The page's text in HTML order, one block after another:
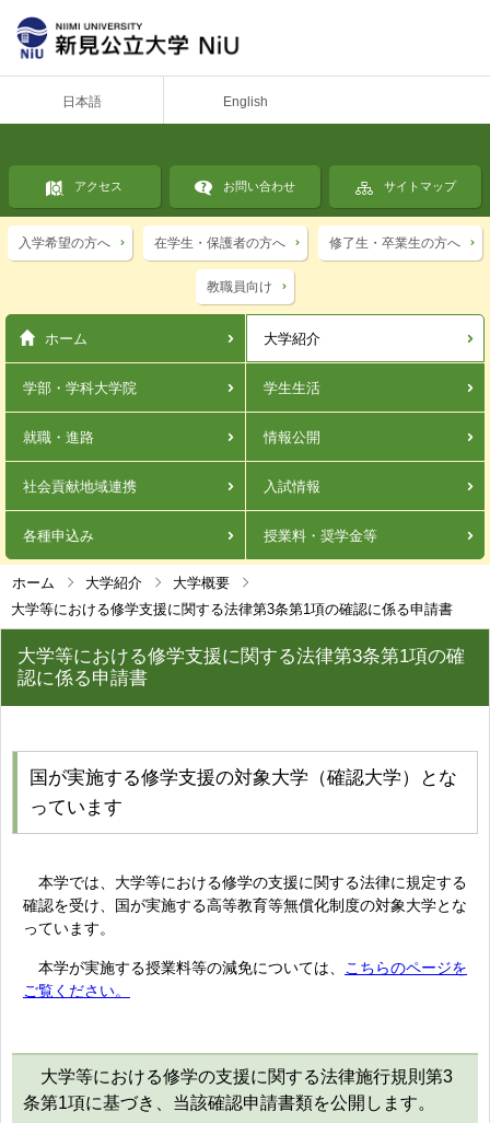
日本語 English
アクセス お問い合わせ サイトマップ
入学希望の方へ 在学生・保護者の方へ 修了生・卒業生の方へ
教職員向け
ホーム 大学紹介
学部・学科大学院 学生生活
就職・進路 情報公開
社会貢献地域連携 入試情報
各種申込み 授業料・奨学金等
ホーム 大学紹介
大学概要
大学等における修学支援に関する法律第3条第1項の確認に係る申請書
大学等における修学支援に関する法律第3条第1項の確
認に係る申請書
国が実施する修学支援の対象大学（確認大学）とな
っています
本学では、大学等における修学の支援に関する法律に規定する
確認を受け、国が実施する高等教育等無償化制度の対象大学とな
っています。
本学が実施する授業料等の減免については、
こちらのページを
ご覧ください。
大学等における修学の支援に関する法律施行規則第3
条第1項に基づき、当該確認申請書類を公開します。